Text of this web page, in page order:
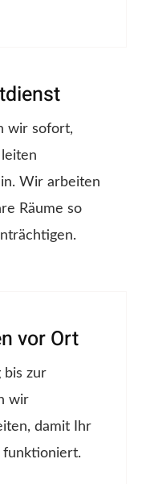
wir sofort,
Wir arbeiten
Räume so
vor Ort
bis zur
wir
damit Ihr
funktioniert.